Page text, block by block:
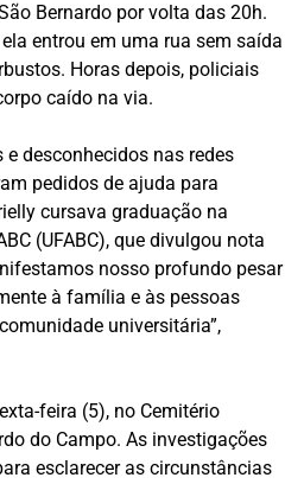
Bernardo por volta das 20h.
entrou em uma rua sem saída
Horas depois, policiais
caído na via.
desconhecidos nas redes
pedidos de ajuda para
cursava graduação na
(UFABC), que divulgou nota
nosso profundo pesar
à família e às pessoas
universitária”,
feira (5), no Cemitério
do Campo. As investigações
esclarecer as circunstâncias